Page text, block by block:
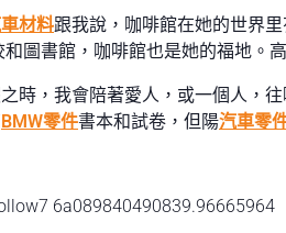
材料跟我說，咖啡館在她的世界
和圖書館，咖啡館也是她的福地。
時，我會陪著愛人，或一個人，
BMW零件書本和試卷，但陽汽車零
6a089840490839.96665964